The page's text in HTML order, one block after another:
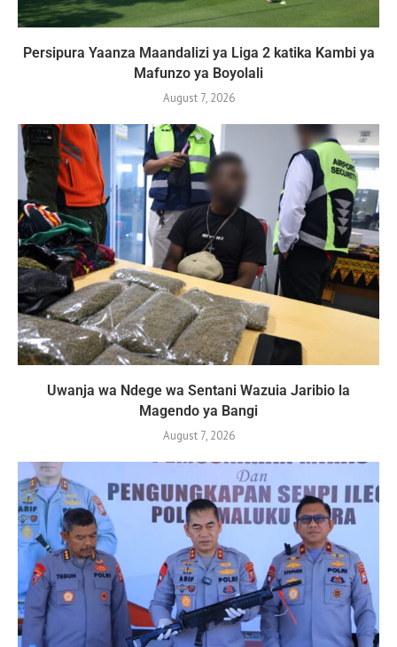
Persipura Yaanza Maandalizi ya Liga 2 katika Kambi ya
Mafunzo ya Boyolali
August 7, 2026
Uwanja wa Ndege wa Sentani Wazuia Jaribio la
Magendo ya Bangi
August 7, 2026